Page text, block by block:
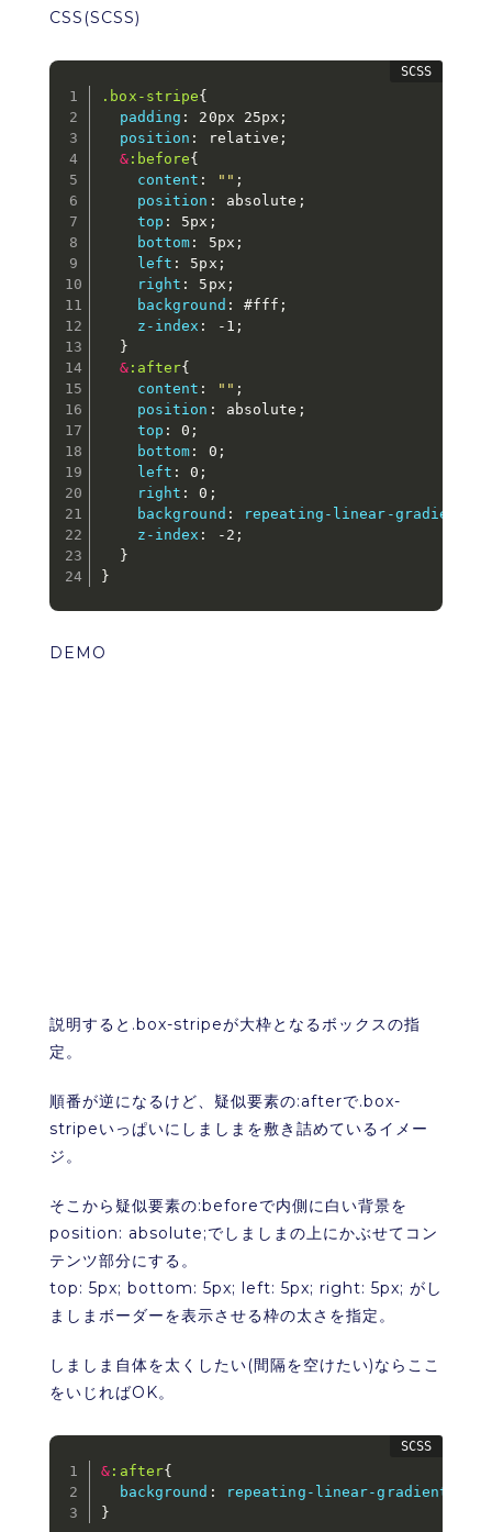
CSS(SCSS)
.box-stripe{
padding : 20px 25px ;
position : relative ;
&:before{
content : "" ;
position : absolute ;
top : 5px ;
bottom : 5px ;
left : 5px ;
right : 5px ;
background : #fff ;
z-index : -1 ;
}
&:after{
content : "" ;
position : absolute ;
top : 0 ;
bottom : 0 ;
left : 0 ;
right : 0 ;
background : repeating-linear-gradient
z-index : -2 ;
}
}
DEMO
説明すると.box-stripeが大枠となるボックスの指
定。
順番が逆になるけど、疑似要素の:afterで.box-
stripeいっぱいにしましまを敷き詰めているイメー
ジ。
そこから疑似要素の:beforeで内側に白い背景を
position: absolute;でしましまの上にかぶせてコン
テンツ部分にする。
top: 5px; bottom: 5px; left: 5px; right: 5px; がし
ましまボーダーを表示させる枠の太さを指定。
しましま自体を太くしたい(間隔を空けたい)ならここ
をいじればOK。
& :after{
background : repeating-linear-gradient
}